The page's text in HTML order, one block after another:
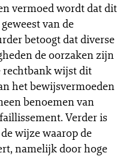
vermoed wordt dat dit
van de
betoogt dat diverse
de oorzaken zijn
rechtbank wijst dit
het bewijsvermoeden
benoemen van
Verder is
wijze waarop de
namelijk door hoge